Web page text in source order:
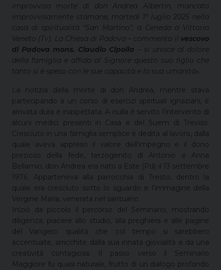
improvvisa morte di don Andrea Albertin, mancato
improvvisamente stamane, martedì 1° luglio 2025 nella
casa di spiritualità “San Martino”, a Ceneda a Vittorio
Veneto (Tv). La Chiesa di Padova – commenta il vescovo
di Padova mons. Claudio Cipolla – si unisce al dolore
della famiglia e affida al Signore questo suo figlio che
tanto si è speso con le sue capacità e la sua umanità».
La notizia della morte di don Andrea, mentre stava
partecipando a un corso di esercizi spirituali ignaziani, è
arrivata dura e inaspettata. A nulla è servito l’intervento di
alcuni medici presenti in Casa e del Suem di Treviso.
Cresciuto in una famiglia semplice e dedita al lavoro, dalla
quale aveva appreso il valore dell’impegno e il dono
prezioso della fede, terzogenito di Antonio e Anna
Bellamio, don Andrea era nato a Este (Pd) il 13 settembre
1976. Apparteneva alla parrocchia di Tresto, dentro la
quale era cresciuto sotto lo sguardo e l’immagine della
Vergine Maria, venerata nel santuario.
Iniziò da piccolo il percorso del Seminario, mostrando
diligenza, piacere allo studio, alla preghiera e alle pagine
del Vangelo: qualità che col tempo si sarebbero
accentuate, arricchite dalla sua innata giovialità e da una
creatività contagiosa. Il passo verso il Seminario
Maggiore fu quasi naturale, frutto di un dialogo profondo